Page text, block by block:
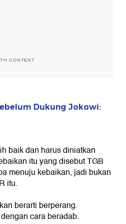
CONTENT
Dukung Jokowi:
baik dan harus diniatkan
itu yang disebut TGB
menuju kebaikan, jadi bukan
itu.
berarti berperang.
cara beradab.